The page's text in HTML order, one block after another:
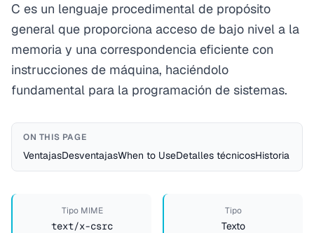
C es un lenguaje procedimental de propósito
general que proporciona acceso de bajo nivel a la
memoria y una correspondencia eficiente con
instrucciones de máquina, haciéndolo
fundamental para la programación de sistemas.
ON THIS PAGE
VentajasDesventajasWhen to UseDetalles técnicosHistoria
Tipo MIME
text/x-csrc
Tipo
Texto